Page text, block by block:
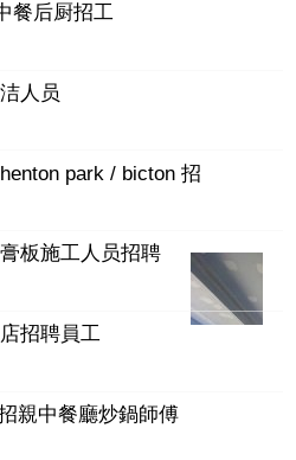
餐后厨招工
人员
park / bicton 招
板施工人员招聘
招聘員工
親中餐廳炒鍋師傅